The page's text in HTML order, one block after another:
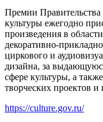
Премии
культуры ежегодно
произведения в
декоративно-
циркового и
дизайна, за
сфере культуры, а
творческих проектов
https://culture.gov.ru/